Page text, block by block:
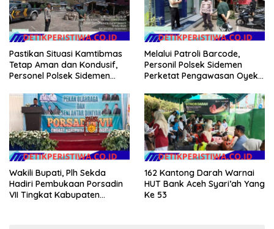
Pastikan Situasi Kamtibmas
Tetap Aman dan Kondusif,
Personel Polsek Sidemen
Melalui Patroli Barcode,
Personil Polsek Sidemen
Perketat Pengawasan Oyek
Wakili Bupati, Plh Sekda
Hadiri Pembukaan Porsadin
VII Tingkat Kabupaten
162 Kantong Darah Warnai
HUT Bank Aceh Syari’ah Yang
Ke 53